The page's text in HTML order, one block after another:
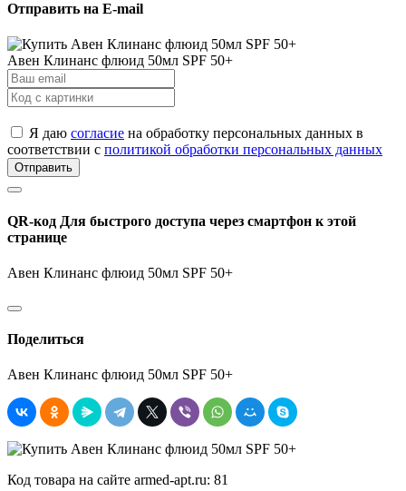
Отправить на E-mail
Авен Клинанс флюид 50мл SPF 50+
Я даю согласие на обработку персональных данных в
соответствии с политикой обработки персональных данных
Отправить
QR-код Для быстрого доступа через смартфон к этой
странице
Авен Клинанс флюид 50мл SPF 50+
Поделиться
Авен Клинанс флюид 50мл SPF 50+
Код товара на сайте armed-apt.ru: 81